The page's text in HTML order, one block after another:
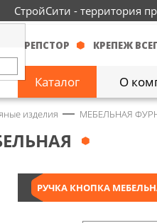
СтройСити - территория
КРЕПСТОР КРЕПЕЖ
Каталог О
изделия МЕБЕЛЬНАЯ
РУЧКА КНОПКА